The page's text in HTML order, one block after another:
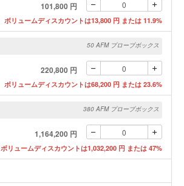
101,800 円
ボリュームディスカウントは13,800 円 または 11.9%
50 AFM プローブボックス
220,800 円
ボリュームディスカウントは68,200 円 または 23.6%
380 AFM プローブボックス
1,164,200 円
ボリュームディスカウントは1,032,200 円 または 47%